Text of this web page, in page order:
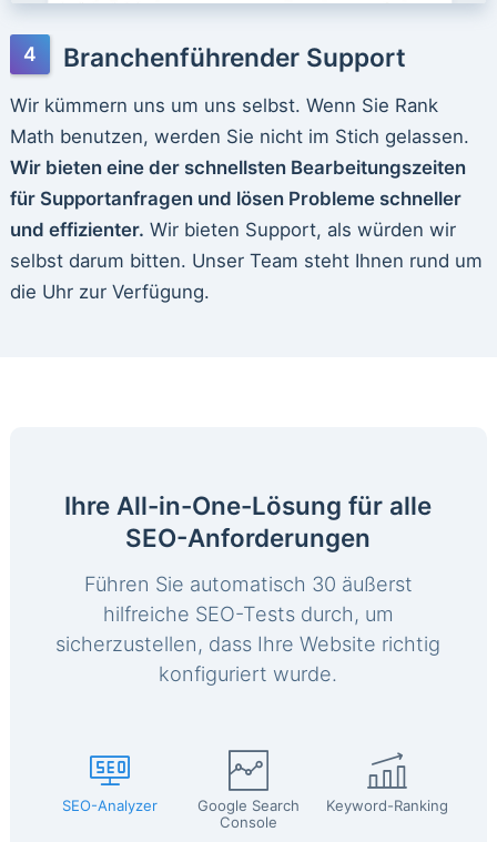
Branchenführender Support
Wir kümmern uns um uns selbst. Wenn Sie Rank
Math benutzen, werden Sie nicht im Stich gelassen.
Wir bieten eine der schnellsten Bearbeitungszeiten
für Supportanfragen und lösen Probleme schneller
und effizienter. Wir bieten Support, als würden wir
selbst darum bitten. Unser Team steht Ihnen rund um
die Uhr zur Verfügung.
Ihre All-in-One-Lösung für alle
SEO-Anforderungen
Führen Sie automatisch 30 äußerst
hilfreiche SEO-Tests durch, um
sicherzustellen, dass Ihre Website richtig
konfiguriert wurde.
SEO-Analyzer
Google Search
Console
Keyword-Ranking